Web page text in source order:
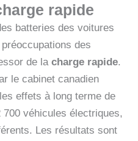
rapide
batteries des voitures
des
de la charge rapide.
le cabinet canadien
effets à long terme de
véhicules électriques,
Les résultats sont